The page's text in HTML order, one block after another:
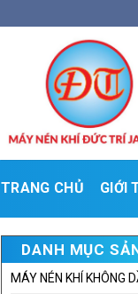
TRANG CHỦ GIỚI
DANH MỤC
MÁY NÉN KHÍ KHÔNG